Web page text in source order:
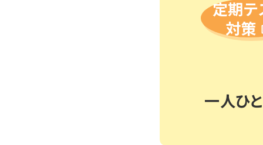
定期テ
対策
一人ひ